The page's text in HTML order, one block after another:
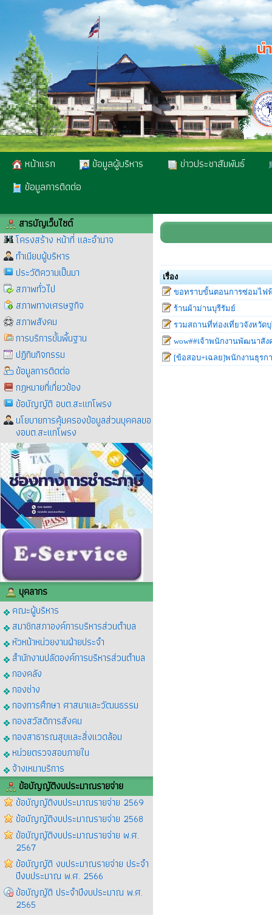
หน้าแรก ข้อมูลผู้บริหาร
ข่าวประชาสัมพันธ์
ข้อมูลการติดต่อ
สารบัญเว็บไซต์
โครงสร้าง หน้าที่ และอำนาจ
ทำเนียบผู้บริหาร
ประวัติความเป็นมา
สภาพทั่วไป
สภาพทางเศรษฐกิจ
สภาพสังคม
การบริการขั้นพื้นฐาน
ปฏิทินกิจกรรม
ข้อมูลการติดต่อ
กฎหมายที่เกี่ยวข้อง
ข้อบัญญัติ อบต.สะแกโพรง
นโยบายการคุ้มครองข้อมูลส่วนบุคคลขอ
งอบต.สะแกโพรง
บุคลากร
คณะผู้บริหาร
สมาชิกสภาองค์การบริหารส่วนตำบล
หัวหน้าหน่วยงานฝ่ายประจำ
สำนักงานปลัดองค์การบริหารส่วนตำบล
กองคลัง
กองช่าง
กองการศึกษา ศาสนาและวัฒนธรรม
กองสวัสดิการสังคม
กองสาธารณสุขและสิ่งแวดล้อม
หน่วยตรวจสอบภายใน
จ้างเหมาบริการ
ข้อบัญญัติงบประมาณรายจ่าย
ข้อบัญญัติงบประมาณรายจ่าย 2569
ข้อบัญญัติงบประมาณรายจ่าย 2568
ข้อบัญญัติงบประมาณรายจ่าย พ.ศ.
2567
ข้อบัญญัติ งบประมาณรายจ่าย ประจำ
ปีงบประมาณ พ.ศ. 2566
ข้อบัญญัติ ประจำปีงบประมาณ พ.ศ.
2565
เรื่อง
ขอทราบขั้นตอนการซ่อมไฟ
ร้านผ้าม่านบุรีรัมย์
รวมสถานที่ท่องเที่ยวจังหวัด
wow##เจ้าพนักงานพัฒนาสั
[ข้อสอบ+เฉลย]พนักงานธุรก